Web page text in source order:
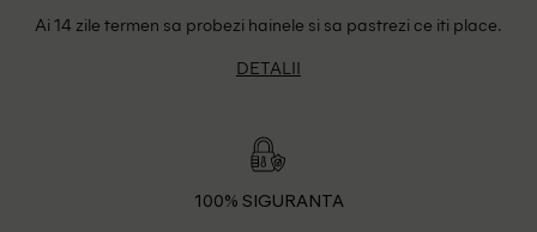
Ai 14 zile termen sa probezi hainele si sa pastrezi ce iti place.
DETALII
100% SIGURANTA